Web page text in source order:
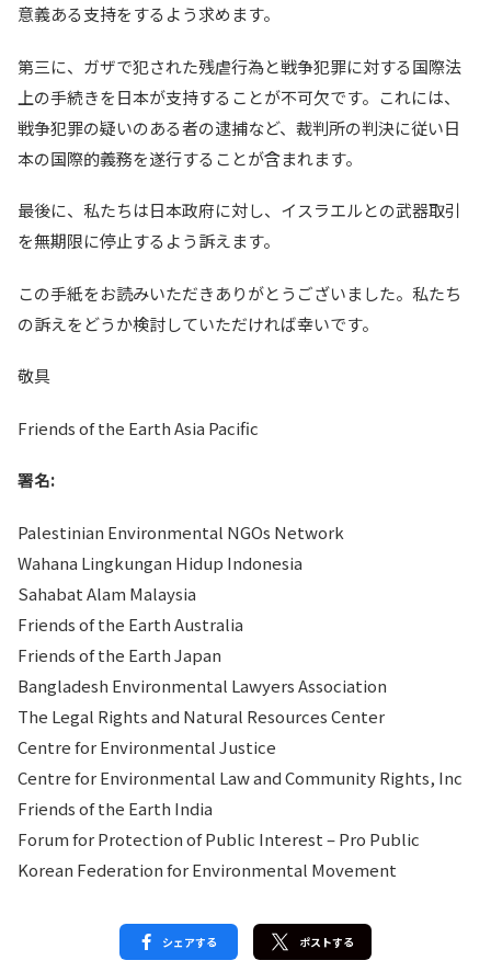
意義ある支持をするよう求めます。
第三に、ガザで犯された残虐行為と戦争犯罪に対する国際法
上の手続きを日本が支持することが不可欠です。これには、
戦争犯罪の疑いのある者の逮捕など、裁判所の判決に従い日
本の国際的義務を遂行することが含まれます。
最後に、私たちは日本政府に対し、イスラエルとの武器取引
を無期限に停止するよう訴えます。
この手紙をお読みいただきありがとうございました。私たち
の訴えをどうか検討していただければ幸いです。
敬具
Friends of the Earth Asia Pacific
署名:
Palestinian Environmental NGOs Network
Wahana Lingkungan Hidup Indonesia
Sahabat Alam Malaysia
Friends of the Earth Australia
Friends of the Earth Japan
Bangladesh Environmental Lawyers Association
The Legal Rights and Natural Resources Center
Centre for Environmental Justice
Centre for Environmental Law and Community Rights, Inc
Friends of the Earth India
Forum for Protection of Public Interest – Pro Public
Korean Federation for Environmental Movement
シェアする ポストする